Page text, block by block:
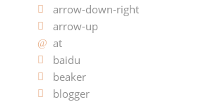
arrow-down-right
arrow-up
at
baidu
beaker
blogger